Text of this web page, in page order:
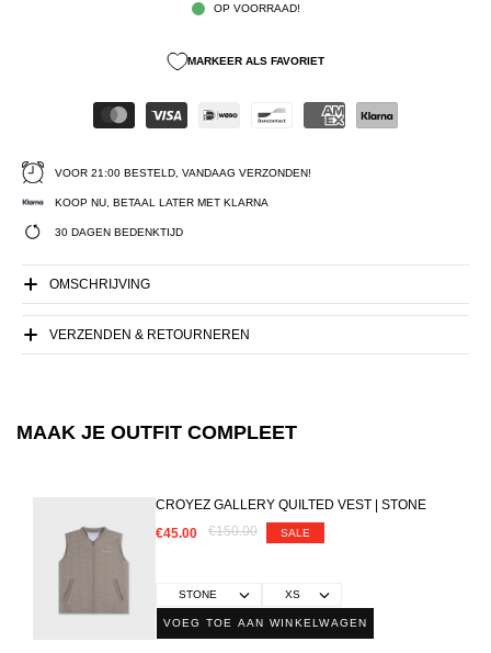
OP VOORRAAD!
MARKEER ALS FAVORIET
VOOR 21:00 BESTELD, VANDAAG VERZONDEN!
KOOP NU, BETAAL LATER MET KLARNA
30 DAGEN BEDENKTIJD
OMSCHRIJVING
VERZENDEN & RETOURNEREN
MAAK JE OUTFIT COMPLEET
CROYEZ GALLERY QUILTED VEST | STONE
€45.00
€150.00 SALE
VOEG TOE AAN WINKELWAGEN